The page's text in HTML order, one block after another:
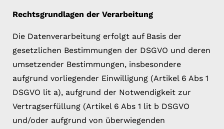
Rechtsgrundlagen der Verarbeitung
Die Datenverarbeitung erfolgt auf Basis der
gesetzlichen Bestimmungen der DSGVO und deren
umsetzender Bestimmungen, insbesondere
aufgrund vorliegender Einwilligung (Artikel 6 Abs 1
DSGVO lit a), aufgrund der Notwendigkeit zur
Vertragserfüllung (Artikel 6 Abs 1 lit b DSGVO
und/oder aufgrund von überwiegenden